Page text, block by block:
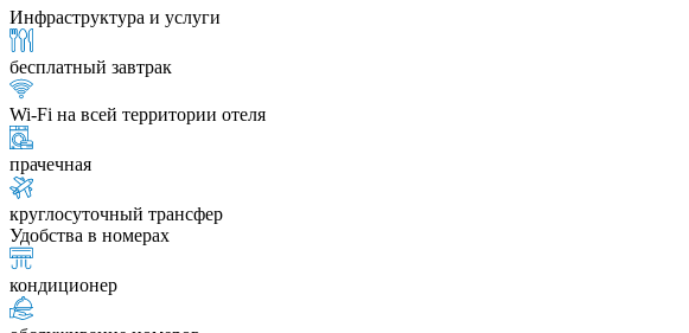
Инфраструктура и услуги
бесплатный завтрак
Wi-Fi на всей территории отеля
прачечная
круглосуточный трансфер
Удобства в номерах
кондиционер